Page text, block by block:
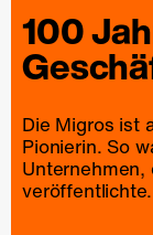
100
Die Migros ist
Pionierin. So
veröffentlichte.